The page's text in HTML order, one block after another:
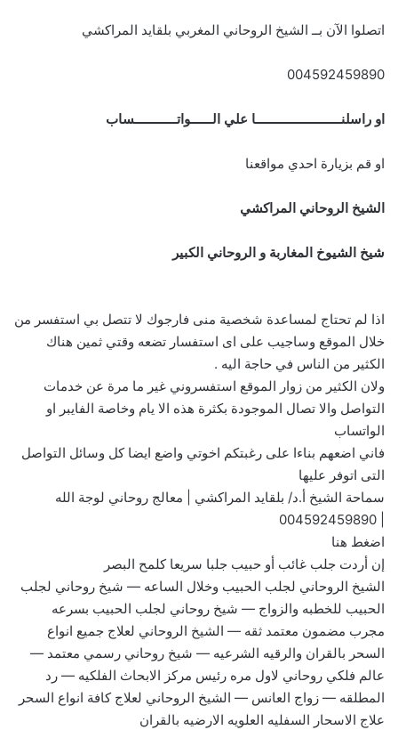
اتصلوا الآن بــ الشيخ الروحاني المغربي بلقايد المراكشي
004592459890
او راسلنــــــــــــــــــــــــا علي الــــــواتــــــــــــساب
او قم بزيارة احدي مواقعنا
الشيخ الروحاني المراكشي
شيخ الشيوخ المغاربة و الروحاني الكبير
اذا لم تحتاج لمساعدة شخصية منى فارجوك لا تتصل بي استفسر من
خلال الموقع وساجيب على اى استفسار تضعه وقتي ثمين هناك
الكثير من الناس في حاجة اليه .
ولان الكثير من زوار الموقع استفسروني غير ما مرة عن خدمات
التواصل والا تصال الموجودة بكثرة هذه الا يام وخاصة الفايبر او
الواتساب
فاني اضعهم بناءا على رغبتكم اخوتي واضع ايضا كل وسائل التواصل
التى اتوفر عليها
سماحة الشيخ أ.د/ بلقايد المراكشي | معالج روحاني لوجة الله
004592459890
اضغط هنا
إن أردت جلب غائب أو حبيب جلبا سريعا كلمح البصر
الشيخ الروحاني لجلب الحبيب وخلال الساعه — شيخ روحاني لجلب
الحبيب للخطبه والزواج — شيخ روحاني لجلب الحبيب بسرعه
مجرب مضمون معتمد ثقه — الشيخ الروحاني لعلاج جميع انواع
السحر بالقران والرقيه الشرعيه — شيخ روحاني رسمي معتمد —
عالم فلكي روحاني لاول مره رئيس مركز الابحاث الفلكيه — رد
المطلقه — زواج العانس — الشيخ الروحاني لعلاج كافة انواع السحر
علاج الاسحار السفليه العلويه الارضيه بالقران